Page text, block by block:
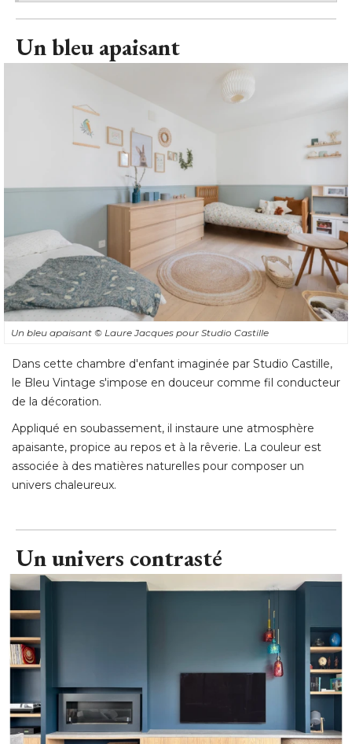
Un bleu apaisant
Un bleu apaisant © Laure Jacques pour Studio Castille
Dans cette chambre d'enfant imaginée par Studio Castille,
le Bleu Vintage s'impose en douceur comme fil conducteur
de la décoration.
Appliqué en soubassement, il instaure une atmosphère
apaisante, propice au repos et à la rêverie. La couleur est
associée à des matières naturelles pour composer un
univers chaleureux.
Un univers contrasté